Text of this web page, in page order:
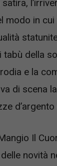
modo in
tabù della
e la
di scena
Il
novità